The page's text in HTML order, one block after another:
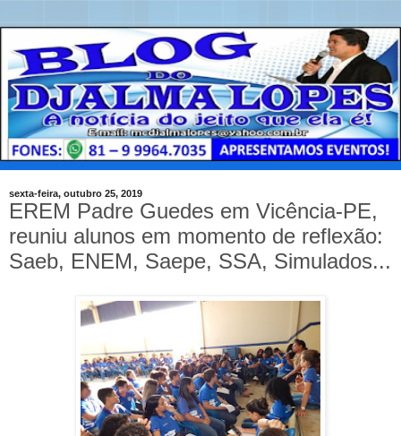
sexta-feira, outubro 25, 2019
EREM Padre Guedes em Vicência-PE,
reuniu alunos em momento de reflexão:
Saeb, ENEM, Saepe, SSA, Simulados...